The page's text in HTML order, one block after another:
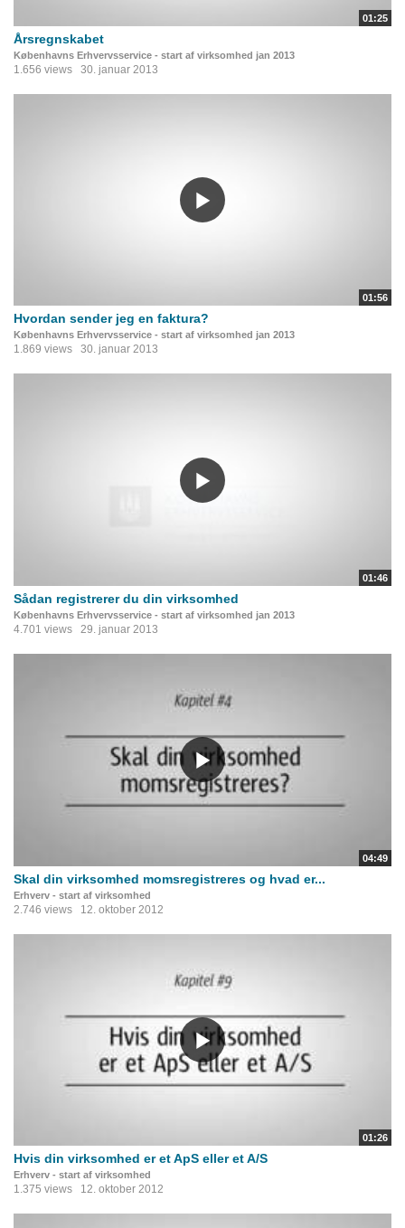
01:25
Årsregnskabet
Københavns Erhvervsservice - start af virksomhed jan 2013
1.656 views 30. januar 2013
01:56
Hvordan sender jeg en faktura?
Københavns Erhvervsservice - start af virksomhed jan 2013
1.869 views 30. januar 2013
01:46
Sådan registrerer du din virksomhed
Københavns Erhvervsservice - start af virksomhed jan 2013
4.701 views 29. januar 2013
04:49
Skal din virksomhed momsregistreres og hvad er...
Erhverv - start af virksomhed
2.746 views 12. oktober 2012
01:26
Hvis din virksomhed er et ApS eller et A/S
Erhverv - start af virksomhed
1.375 views 12. oktober 2012